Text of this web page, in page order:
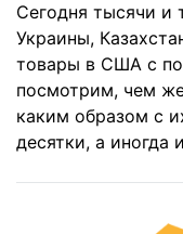
Сегодня тысячи и
Украины,
товары в США с
посмотрим, чем
каким образом с
десятки, а иногда